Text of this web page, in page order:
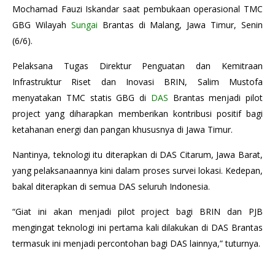
Mochamad Fauzi Iskandar saat pembukaan operasional TMC
GBG Wilayah Sungai Brantas di Malang, Jawa Timur, Senin
(6/6).
Pelaksana Tugas Direktur Penguatan dan Kemitraan
Infrastruktur Riset dan Inovasi BRIN, Salim Mustofa
menyatakan TMC statis GBG di DAS Brantas menjadi pilot
project yang diharapkan memberikan kontribusi positif bagi
ketahanan energi dan pangan khususnya di Jawa Timur.
Nantinya, teknologi itu diterapkan di DAS Citarum, Jawa Barat,
yang pelaksanaannya kini dalam proses survei lokasi. Kedepan,
bakal diterapkan di semua DAS seluruh Indonesia.
“Giat ini akan menjadi pilot project bagi BRIN dan PJB
mengingat teknologi ini pertama kali dilakukan di DAS Brantas
termasuk ini menjadi percontohan bagi DAS lainnya,” tuturnya.